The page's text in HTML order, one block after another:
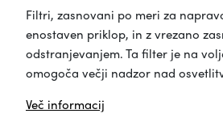
Filtri, zasnovani po meri za
enostaven priklop, in z vrezano
odstranjevanjem. Ta filter je na
omogoča večji nadzor nad
Več informacij